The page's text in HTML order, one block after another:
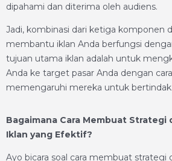
dipahami dan diterima oleh audiens.
Jadi, kombinasi dari ketiga komponen
membantu iklan Anda berfungsi
tujuan utama iklan adalah untuk
Anda ke target pasar Anda dengan
memengaruhi mereka untuk bertindak.
Bagaimana Cara Membuat Strategi
Iklan yang Efektif?
Ayo bicara soal cara membuat strategi